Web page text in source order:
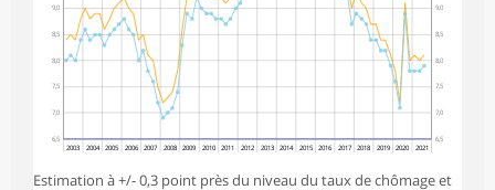
6,5
7,0
7,5
8,0
8,5
9,0
6,5
7,0
7,5
8,0
8,5
9,0
2003 2004 2005 2006 2007 2008 2009 2010 2011 2012 2013 2014 2015 2016 2017 2018 2019 2020 2021
Estimation à +/- 0,3 point près du niveau du taux de chômage et